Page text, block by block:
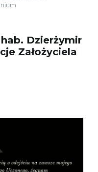
Dzierżymir
Założyciela